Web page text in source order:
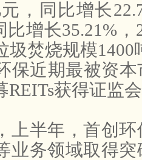
，同比增长
比增长35.21% ，
圾焚烧规模1400
保近期最被资
REITs获得证监
上半年，首创
业务领域取得